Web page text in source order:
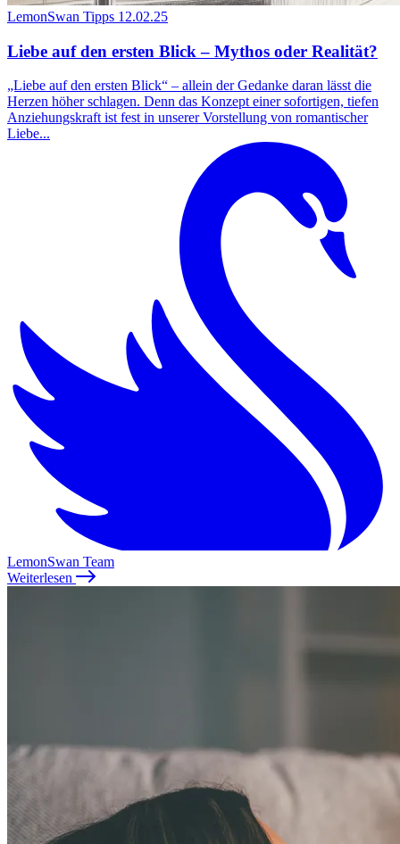
LemonSwan Tipps 12.02.25
Liebe auf den ersten Blick – Mythos oder Realität?
„Liebe auf den ersten Blick“ – allein der Gedanke daran lässt die
Herzen höher schlagen. Denn das Konzept einer sofortigen, tiefen
Anziehungskraft ist fest in unserer Vorstellung von romantischer
Liebe...
LemonSwan Team
Weiterlesen